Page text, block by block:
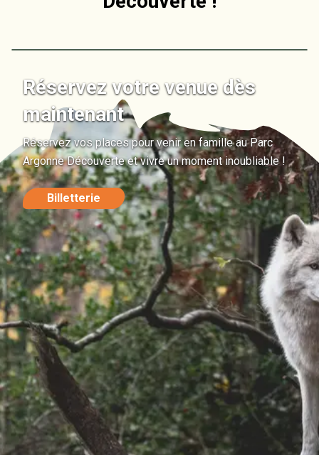
−
Réservez votre venue dès
maintenant
Réservez vos places pour venir en famille au Parc
Argonne Découverte et vivre un moment inoubliable !
Billetterie